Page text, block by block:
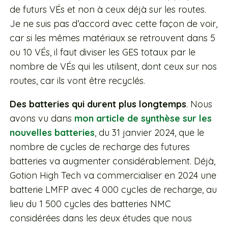
de futurs VÉs et non à ceux déjà sur les routes.
Je ne suis pas d’accord avec cette façon de voir,
car si les mêmes matériaux se retrouvent dans 5
ou 10 VÉs, il faut diviser les GES totaux par le
nombre de VÉs qui les utilisent, dont ceux sur nos
routes, car ils vont être recyclés.
Des batteries qui durent plus longtemps. Nous
avons vu dans mon article de synthèse sur les
nouvelles batteries, du 31 janvier 2024, que le
nombre de cycles de recharge des futures
batteries va augmenter considérablement. Déjà,
Gotion High Tech va commercialiser en 2024 une
batterie LMFP avec 4 000 cycles de recharge, au
lieu du 1 500 cycles des batteries NMC
considérées dans les deux études que nous